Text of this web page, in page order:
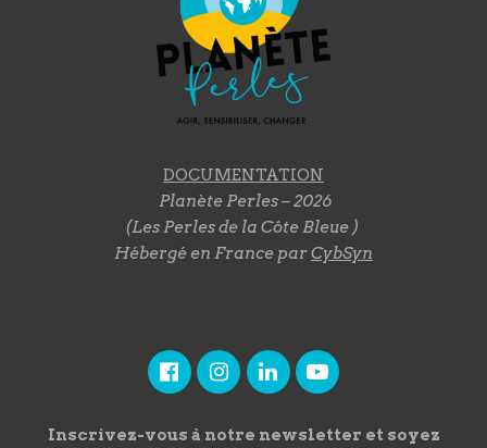
DOCUMENTATION
Planète Perles – 2026
(Les Perles de la Côte Bleue )
Hébergé en France parCybSyn
Inscrivez-vous à notre newsletter et soyez